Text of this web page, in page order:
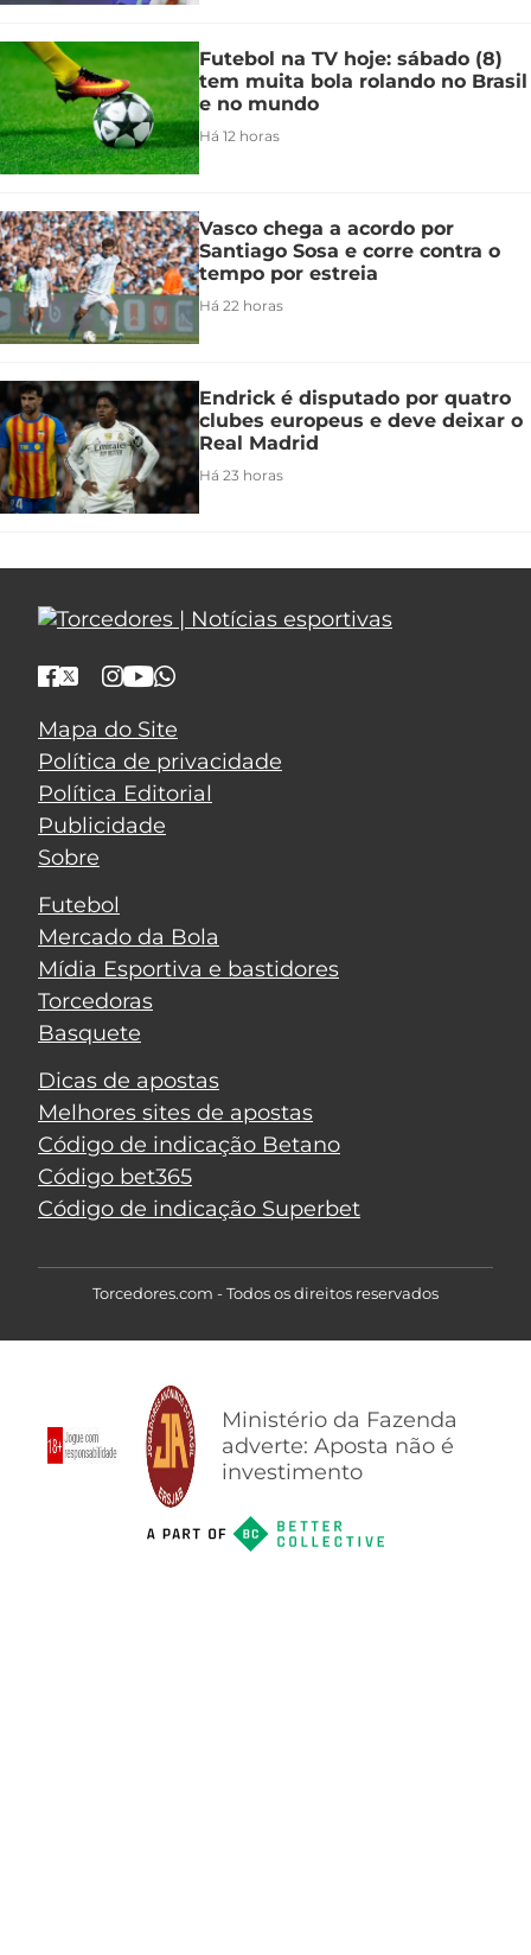
Futebol na TV hoje: sábado (8)
tem muita bola rolando no Brasil
e no mundo
Há 12 horas
Vasco chega a acordo por
Santiago Sosa e corre contra o
tempo por estreia
Há 22 horas
Endrick é disputado por quatro
clubes europeus e deve deixar o
Real Madrid
Há 23 horas
Mapa do Site
Política de privacidade
Política Editorial
Publicidade
Sobre
Futebol
Mercado da Bola
Mídia Esportiva e bastidores
Torcedoras
Basquete
Dicas de apostas
Melhores sites de apostas
Código de indicação Betano
Código bet365
Código de indicação Superbet
Torcedores.com - Todos os direitos reservados
Ministério da Fazenda
adverte: Aposta não é
investimento